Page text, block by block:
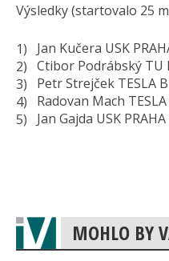
Výsledky (startovalo 25
Jan Kučera USK
Ctibor Podrábský TU
Petr Strejček TESLA
Radovan Mach
Jan Gajda USK
MOHLO BY